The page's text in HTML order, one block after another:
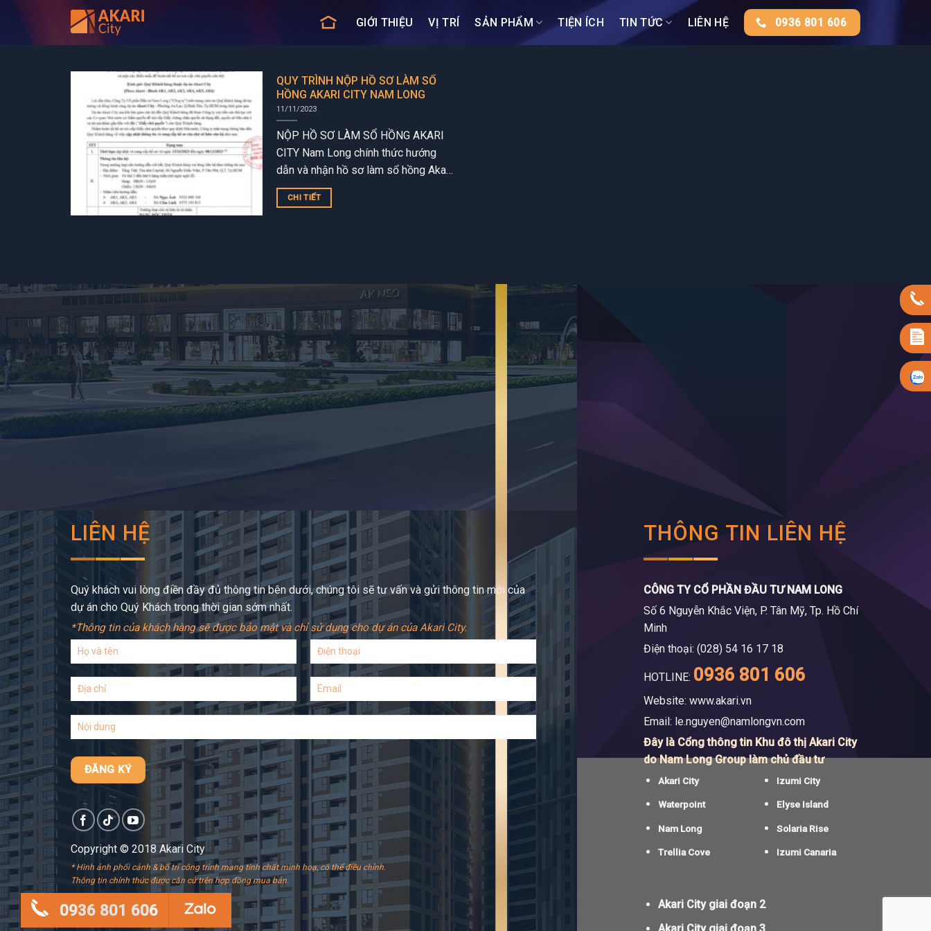
GIỚI THIỆU VỊ TRÍ SẢN PHẨM TIỆN ÍCH TIN TỨC LIÊN HỆ 0936 801 606
QUY TRÌNH NỘP HỒ SƠ LÀM SỔ
HỒNG AKARI CITY NAM LONG
11/11/2023
NỘP HỒ SƠ LÀM SỔ HỒNG AKARI
CITY Nam Long chính thức hướng
dẫn và nhận hồ sơ làm sổ hồng Akari
City giai đoạn 1. Cùng tranh thủ làm...
CHI TIẾT
THÔNG TIN LIÊN HỆ
CÔNG TY CỔ PHẦN ĐẦU TƯ NAM LONG
Số 6 Nguyễn Khắc Viện, P. Tân Mỹ, Tp. Hồ Chí
Minh
Điện thoại: (028) 54 16 17 18
HOTLINE: 0936 801 606
Website: www.akari.vn
Email: le.nguyen@namlongvn.com
Đây là Cổng thông tin Khu đô thị Akari City
do Nam Long Group làm chủ đầu tư
Akari City
Waterpoint
Nam Long
Trellia Cove
Izumi City
Elyse Island
Solaria Rise
Izumi Canaria
Akari City giai đoạn 2
LIÊN HỆ
Quý khách vui lòng điền đầy đủ thông tin bên dưới, chúng tôi sẽ tư vấn và gửi thông tin mới của
dự án cho Quý Khách trong thời gian sớm nhất.
*Thông tin của khách hàng sẽ được bảo mật và chỉ sử dụng cho dự án của Akari City.
Copyright © 2018 Akari City
* Hình ảnh phối cảnh & bố trí công trình mang tính chất minh hoạ, có thể điều chỉnh.
Thông tin chính thức được căn cứ trên hợp đồng mua bán.
0936 801 606